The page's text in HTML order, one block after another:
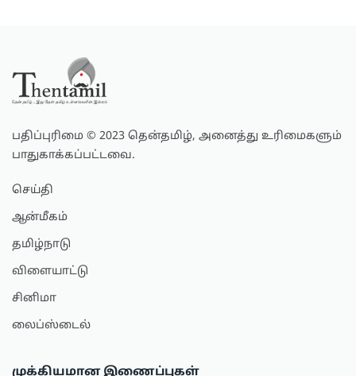
பதிப்புரிமை © 2023 தென்தமிழ், அனைத்து உரிமைகளும்
பாதுகாக்கப்பட்டவை.
செய்தி
ஆன்மீகம்
தமிழ்நாடு
விளையாட்டு
சினிமா
லைப்ஸ்டைல்
முக்கியமான இணைப்புகள்